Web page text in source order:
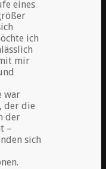
eines
ich
mir
war
der die
der
–
sich